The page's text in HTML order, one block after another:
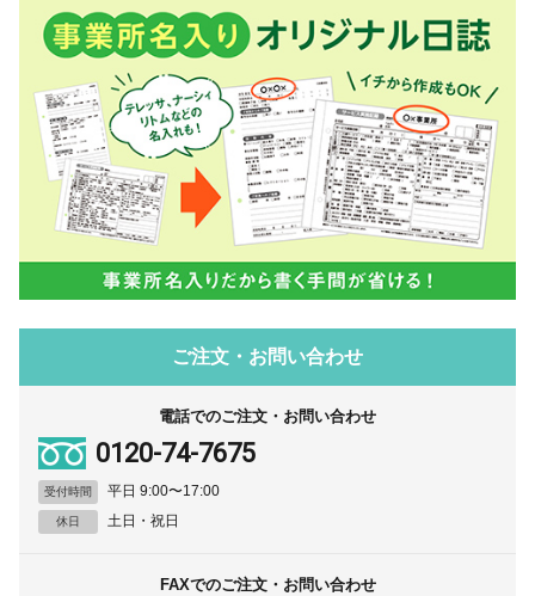
ご注文・お問い合わせ
電話でのご注文・お問い合わせ
0120-74-7675
受付時間 平日 9:00〜17:00
休日 土日・祝日
FAXでのご注文・お問い合わせ